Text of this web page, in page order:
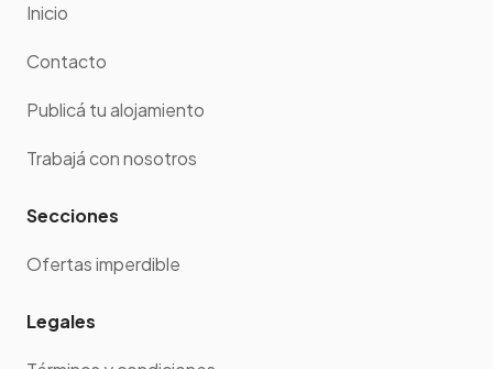
Inicio
Contacto
Publicá tu alojamiento
Trabajá con nosotros
Secciones
Ofertas imperdible
Legales